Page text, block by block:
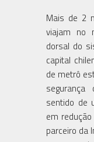
Mais de 2
viajam no
dorsal do
capital
de metrô
sentido de
em
parceiro da